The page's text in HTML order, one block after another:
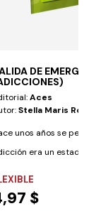
DE
Aces
Stella Maris
unos años se
era un estado
$